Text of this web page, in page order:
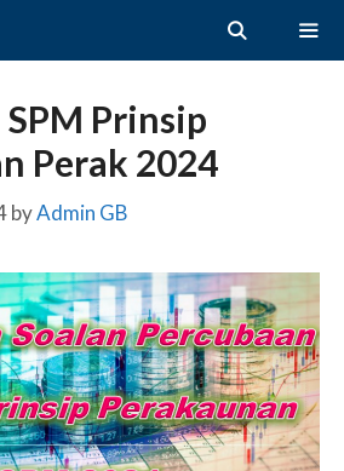
Prinsip
Perak 2024
byAdmin GB